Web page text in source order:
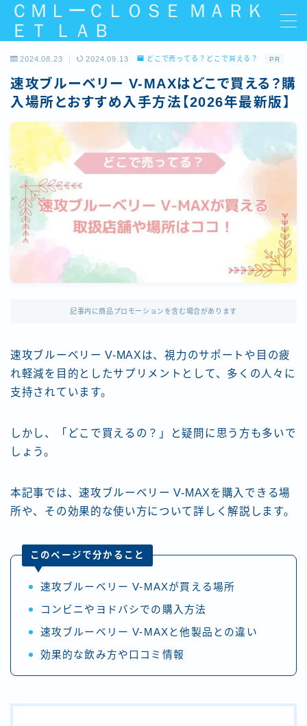
ＣＭＬーＣＬＯＳＥ ＭＡＲＫ
ＥＴ ＬＡＢ
運営者情報
プライバシーポリシー
利用規約／特定商取引法に基づく表記
お問い合わせ
有料記事の決済完了ページ
2024.08.23 2024.09.13 どこで売ってる？どこで買える？ PR
速攻ブルーベリー V-MAXはどこで買える？購
入場所とおすすめ入手方法【2026年最新版】
記事内に商品プロモーションを含む場合があります
速攻ブルーベリー V-MAXは、視力のサポートや目の疲
れ軽減を目的としたサプリメントとして、多くの人々に
支持されています。
しかし、「どこで買えるの？」と疑問に思う方も多いで
しょう。
本記事では、速攻ブルーベリー V-MAXを購入できる場
所や、その効果的な使い方について詳しく解説します。
このページで分かること
速攻ブルーベリー V-MAXが買える場所
コンビニやヨドバシでの購入方法
速攻ブルーベリー V-MAXと他製品との違い
効果的な飲み方や口コミ情報